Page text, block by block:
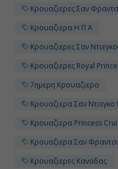
Κρουαζιερες Σαν
Κρουαζιερα Η Π Α
Κρουαζιερες Σαν
Κρουαζιερες Royal
7ημερη Κρουαζιερα
Κρουαζιερα Σαν Ντιεγκο
Κρουαζιερα Princess
Κρουαζιερα Σαν
Κρουαζιερες Καναδας